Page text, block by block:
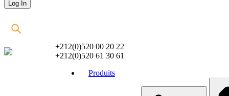
+212(0)520 00 20 22
+212(0)520 61 30 61
Produits